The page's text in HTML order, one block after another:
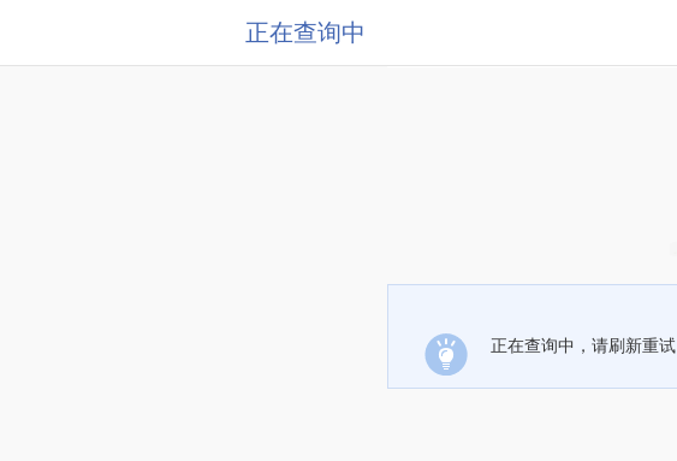
正在查询中
正在查询中，请刷新重试